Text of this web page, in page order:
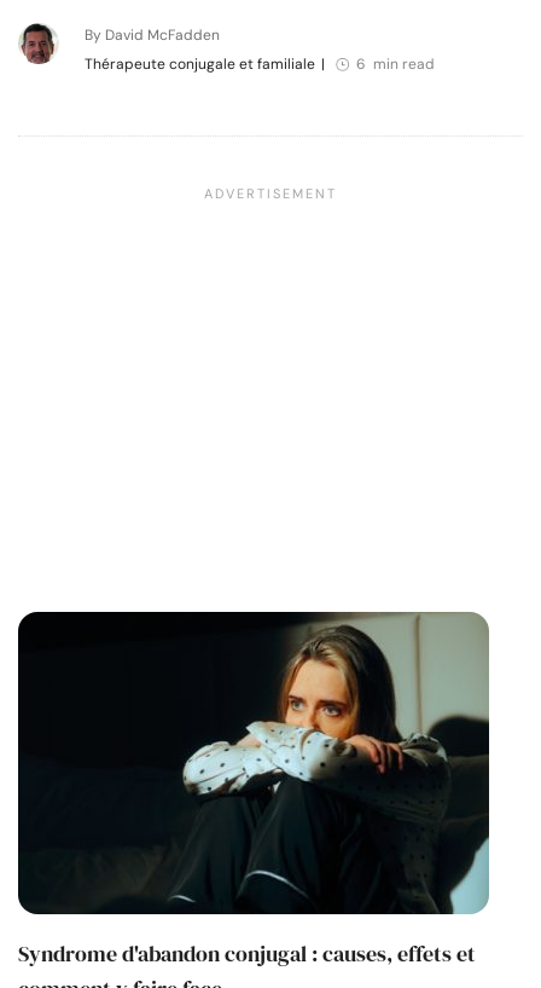
By David McFadden
Thérapeute conjugale et familiale | 6 min read
Syndrome d'abandon conjugal : causes, effets et